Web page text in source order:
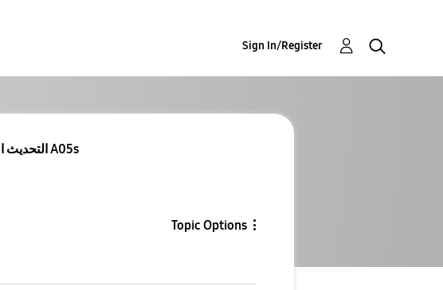
Sign In/Register
Re: التحديث الجديد للسامسونج A05s
Topic Options